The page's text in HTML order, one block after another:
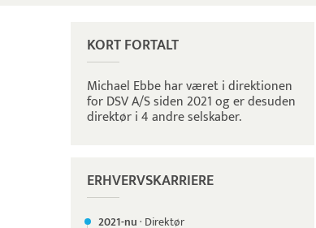
KORT FORTALT
Michael Ebbe har været i direktionen
for DSV A/S siden 2021 og er desuden
direktør i 4 andre selskaber.
ERHVERVSKARRIERE
2021-nu· Direktør